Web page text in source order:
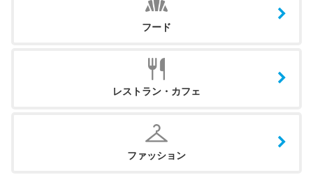
フード
レストラン・カフェ
ファッション